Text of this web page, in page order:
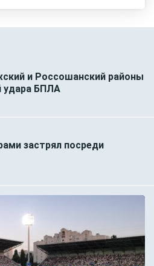
и Россошанский районы
удара БПЛА
застрял посреди